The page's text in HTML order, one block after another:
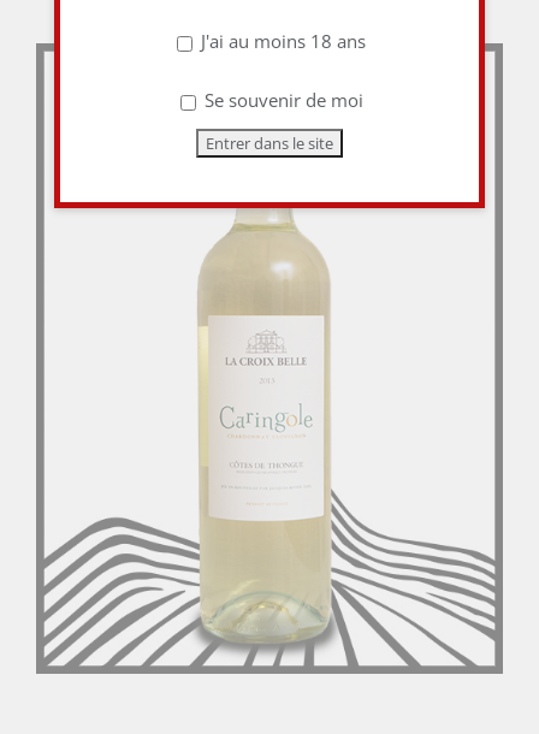
J'ai au moins 18 ans
Se souvenir de moi